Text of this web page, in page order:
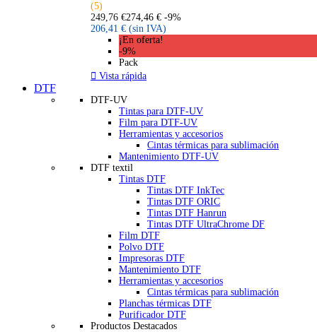
(5)
249,76 €274,46 € -9%
206,41 € (sin IVA)
¡En oferta!
-9%
Pack
 Vista rápida
DTF
DTF-UV
Tintas para DTF-UV
Film para DTF-UV
Herramientas y accesorios
Cintas térmicas para sublimación
Mantenimiento DTF-UV
DTF textil
Tintas DTF
Tintas DTF InkTec
Tintas DTF ORIC
Tintas DTF Hanrun
Tintas DTF UltraChrome DF
Film DTF
Polvo DTF
Impresoras DTF
Mantenimiento DTF
Herramientas y accesorios
Cintas térmicas para sublimación
Planchas térmicas DTF
Purificador DTF
Productos Destacados